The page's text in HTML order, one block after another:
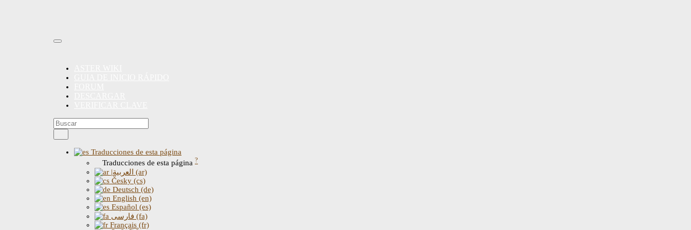
Traducciones de esta página
Traducciones de esta página ?
|العربية (ar)
Česky (cs)
Deutsch (de)
English (en)
Español (es)
فارسی (fa)
Français (fr)